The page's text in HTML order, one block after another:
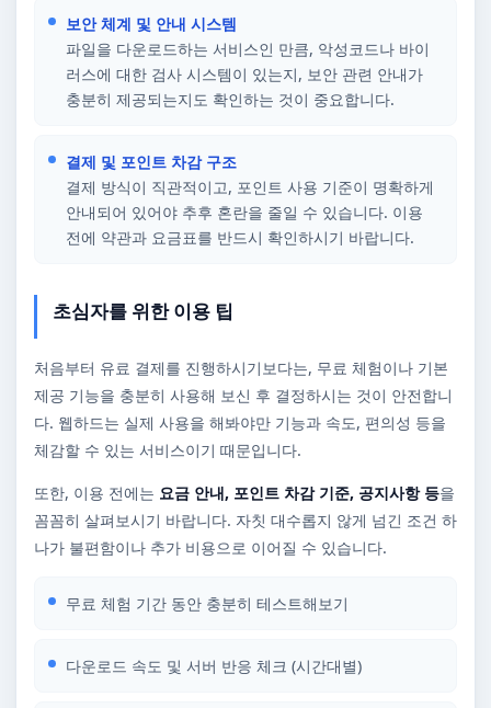
보안 체계 및 안내 시스템
파일을 다운로드하는 서비스인 만큼, 악성코드나 바이
러스에 대한 검사 시스템이 있는지, 보안 관련 안내가
충분히 제공되는지도 확인하는 것이 중요합니다.
결제 및 포인트 차감 구조
결제 방식이 직관적이고, 포인트 사용 기준이 명확하게
안내되어 있어야 추후 혼란을 줄일 수 있습니다. 이용
전에 약관과 요금표를 반드시 확인하시기 바랍니다.
초심자를 위한 이용 팁
처음부터 유료 결제를 진행하시기보다는, 무료 체험이나 기본
제공 기능을 충분히 사용해 보신 후 결정하시는 것이 안전합니
다. 웹하드는 실제 사용을 해봐야만 기능과 속도, 편의성 등을
체감할 수 있는 서비스이기 때문입니다.
또한, 이용 전에는 요금 안내, 포인트 차감 기준, 공지사항 등을
꼼꼼히 살펴보시기 바랍니다. 자칫 대수롭지 않게 넘긴 조건 하
나가 불편함이나 추가 비용으로 이어질 수 있습니다.
무료 체험 기간 동안 충분히 테스트해보기
다운로드 속도 및 서버 반응 체크 (시간대별)